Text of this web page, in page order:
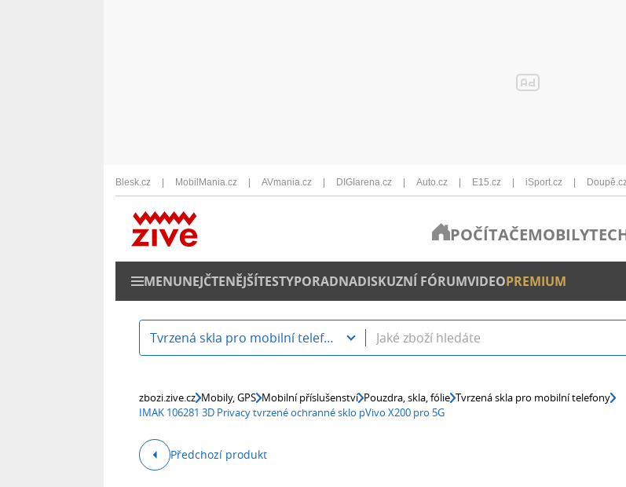
Blesk.cz MobilMania.cz AVmania.cz DIGIarena.cz Auto.cz E15.cz iSport.cz
POČÍTAČEMOBILY
MENUNEJČTENĚJŠÍTESTYPORADNADISKUZNÍ FÓRUMVIDEOPREMIUM
Tvrzená skla pro mobilní telefony
zbozi.zive.cz Mobily, GPS Mobilní příslušenství Pouzdra, skla, fólie Tvrzená skla pro mobilní telefony
IMAK 106281 3D Privacy tvrzené ochranné sklo pVivo X200 pro 5G
Předchozí produkt